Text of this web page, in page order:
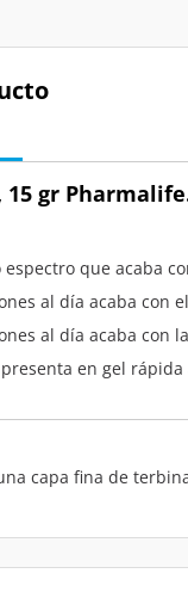
15 gr
que acaba
al día acaba con
al día acaba con
en gel
capa fina de